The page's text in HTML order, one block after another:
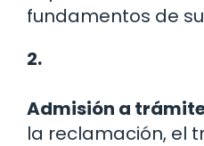
fundamentos de
2.
Admisión a
la reclamación, el